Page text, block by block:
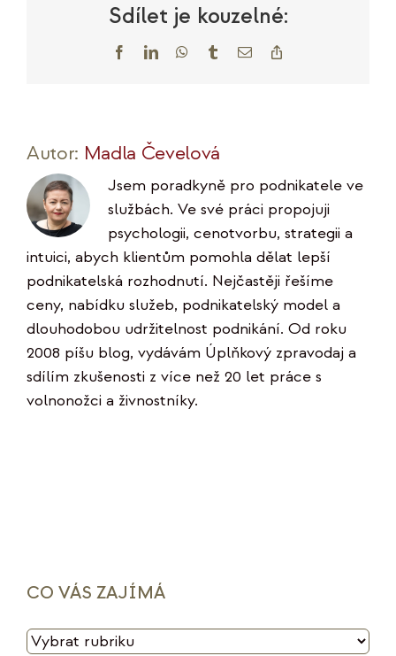
Sdílet je kouzelné:
FacebookLinkedInWhatsApp
TumblrE-
Autor: Madla Čevelová
Jsem poradkyně pro podnikatele ve
službách. Ve své práci propojuji
psychologii, cenotvorbu, strategii a
intuici, abych klientům pomohla dělat lepší
podnikatelská rozhodnutí. Nejčastěji řešíme
ceny, nabídku služeb, podnikatelský model a
dlouhodobou udržitelnost podnikání. Od roku
2008 píšu blog, vydávám Úplňkový zpravodaj a
sdílím zkušenosti z více než 20 let práce s
volnonožci a živnostníky.
CO VÁS ZAJÍMÁ
CO